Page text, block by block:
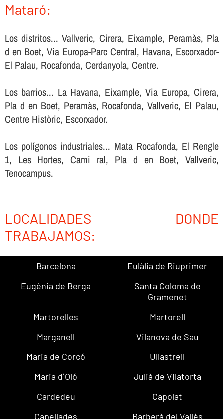
Mataró:
Los distritos... Vallveric, Cirera, Eixample, Peramàs, Pla
d en Boet, Via Europa-Parc Central, Havana, Escorxador-
El Palau, Rocafonda, Cerdanyola, Centre.
Los barrios... La Havana, Eixample, Via Europa, Cirera,
Pla d en Boet, Peramàs, Rocafonda, Vallveric, El Palau,
Centre Històric, Escorxador.
Los polígonos industriales... Mata Rocafonda, El Rengle
1, Les Hortes, Cami ral, Pla d en Boet, Vallveric,
Tenocampus.
LOCALIDADES DONDE
TRABAJAMOS:
Barcelona
Eulàlia de Riuprimer
Eugènia de Berga
Santa Coloma de
Gramenet
Martorelles
Martorell
Marganell
Vilanova de Sau
Maria de Corcó
Ullastrell
Maria d´Oló
Julià de Vilatorta
Cardedeu
Capolat
Capellades
Barberà del Vallès